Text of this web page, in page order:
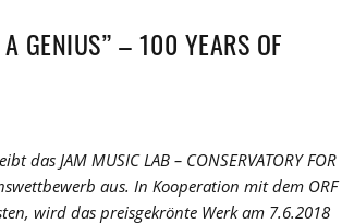
GENIUS” – 100 YEARS OF
das JAM MUSIC LAB – CONSERVATORY FOR
aus. In Kooperation mit dem ORF
wird das preisgekrönte Werk am 7.6.2018